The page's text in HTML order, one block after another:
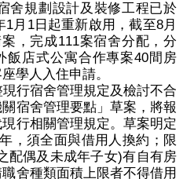
舍規劃設計及裝修工程已於
1月 1日起重新啟用，截至8月
，完成111案宿舍分配，分
飯店式公寓合作專案40間房
學人入住申請。
行宿舍管理規定及檢討不合
宿舍管理要點」草案，將報
行相關管理規定。草案明定
，須全面與借用人換約；限
配偶及未成年子女)有自有房
舍種類面積上限者不得借用